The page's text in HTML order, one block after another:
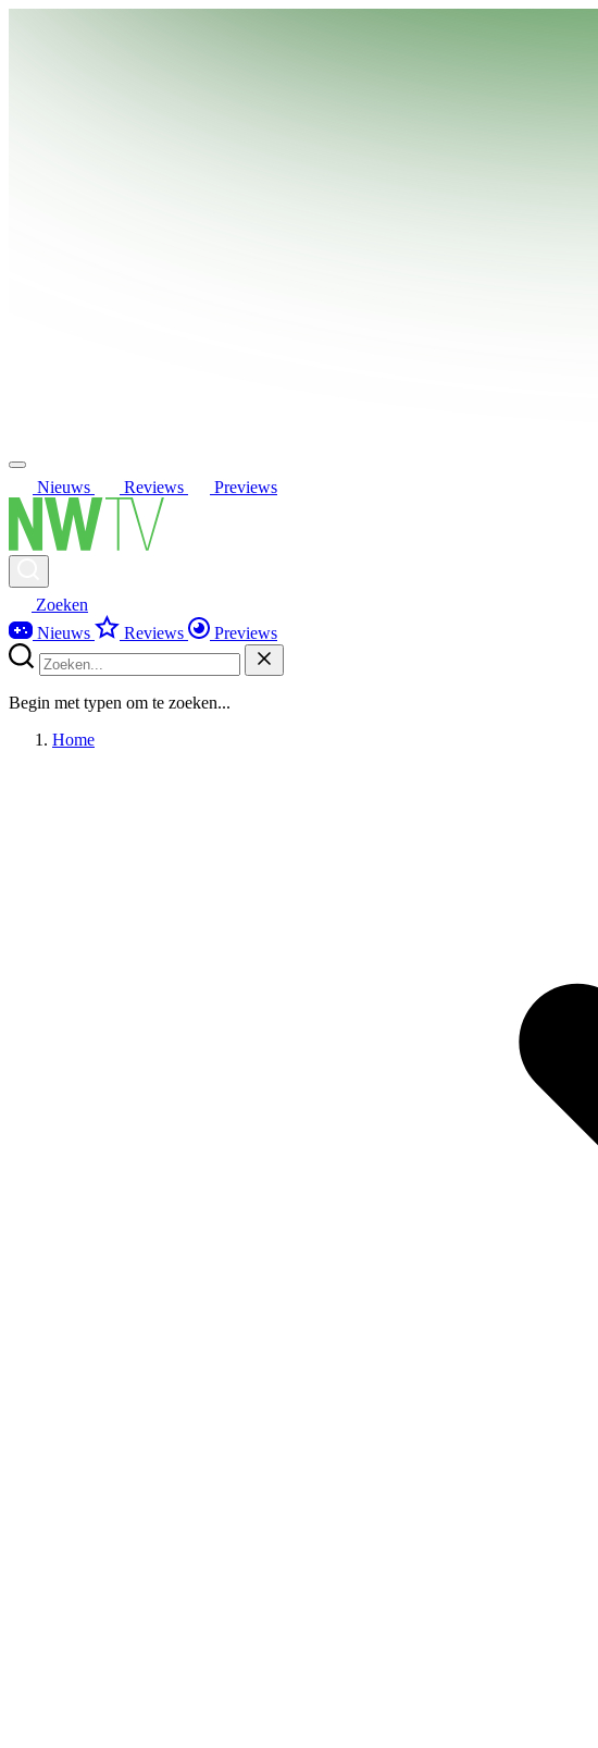
Nieuws Reviews Previews
Zoeken
Nieuws
Reviews Previews
Begin met typen om te zoeken...
Home